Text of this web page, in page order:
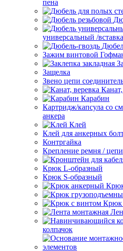
пена
универсальный /вставка
Зажим винтовой
Защелка
Звено цепи
Карабин
Картридж/капсула со
анкера
Клей
Клей для анкерных
Контргайка
Крепление ремня / цепи
Крюк L-образный
Крюк S-образный
Крюк
колпачок